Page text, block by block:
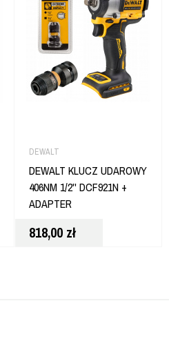
DEWALT
DEWALT KLUCZ UDAROWY
406NM 1/2'' DCF921N +
ADAPTER
818,00 zł